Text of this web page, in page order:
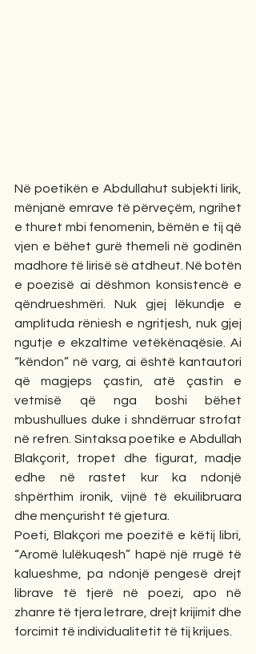
Në poetikën e Abdullahut subjekti lirik,
mënjanë emrave të përveçëm, ngrihet
e thuret mbi fenomenin, bëmën e tij që
vjen e bëhet gurë themeli në godinën
madhore të lirisë së atdheut. Në botën
e poezisë ai dëshmon konsistencë e
qëndrueshmëri. Nuk gjej lëkundje e
amplituda rëniesh e ngritjesh, nuk gjej
ngutje e ekzaltime vetëkënaqësie. Ai
“këndon” në varg, ai është kantautori
që magjeps çastin, atë çastin e
vetmisë që nga boshi bëhet
mbushullues duke i shndërruar strofat
në refren. Sintaksa poetike e Abdullah
Blakçorit, tropet dhe figurat, madje
edhe në rastet kur ka ndonjë
shpërthim ironik, vijnë të ekuilibruara
dhe mençurisht të gjetura.
Poeti, Blakçori me poezitë e këtij libri,
“Aromë lulëkuqesh” hapë një rrugë të
kalueshme, pa ndonjë pengesë drejt
librave të tjerë në poezi, apo në
zhanre të tjera letrare, drejt krijimit dhe
forcimit të individualitetit të tij krijues.